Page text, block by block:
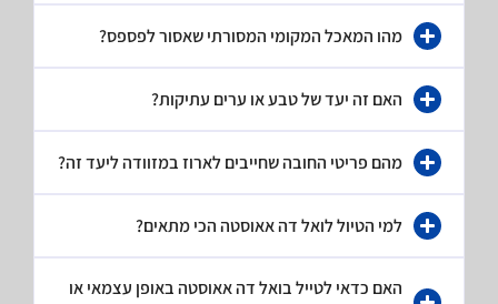
ezek a küszöbértékek jelentős átalakuláson mentek keresztül,
körülményeket és a szabályozási környezet változásait.
A kezdeti időszak: 2000-2010
iparág még gyerekcipőben járt Magyarországon, a minimális
Casizoid Magyarország kutatásai szerint ebben az időszakban a
מהו המאכל המקומי המסורתי שאסור לפספס?
האם זה יעד של טבע או ערים עתיקות?
מהם פריטי החובה שחייבים לארוז במזוודה ליעד זה?
למי הטיול לואל דה אאוסטה הכי מתאים?
האם כדאי לטייל בואל דה אאוסטה באופן עצמאי או